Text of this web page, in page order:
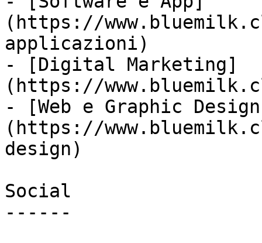
(https://
applicazioni)
- [Digital Marketing]
(https://
- [Web e Graphic
(https://
design)
Social
------